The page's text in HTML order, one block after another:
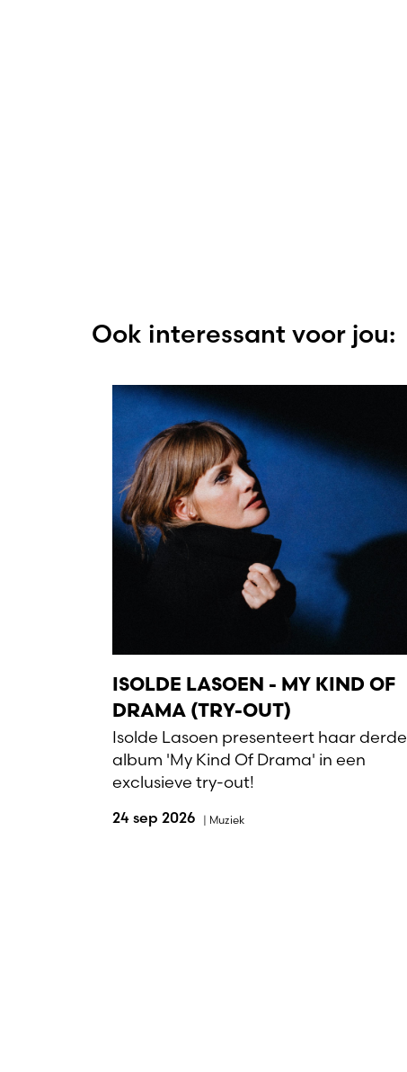
Ook interessant voor jou:
ISOLDE LASOEN - MY KIND OF
DRAMA (TRY-OUT)
Isolde Lasoen presenteert haar derde
album 'My Kind Of Drama' in een
exclusieve try-out!
24 sep 2026 | Muziek